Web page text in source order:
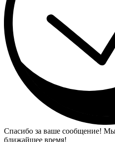
Спасибо за ваше сообщение!
ближайшее время!